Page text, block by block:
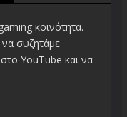
κοινότητα.
συζητάμε
YouTube και να